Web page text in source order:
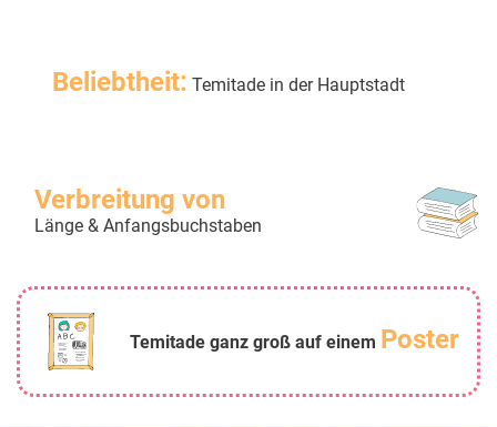
Beliebtheit: Temitade in der Hauptstadt
Verbreitung von
Länge & Anfangsbuchstaben
Temitade ganz groß auf einem Poster